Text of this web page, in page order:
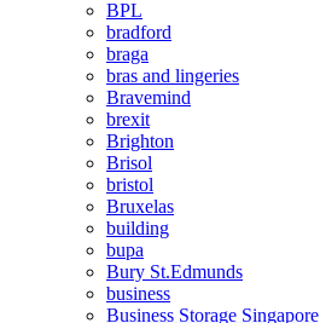
BPL
bradford
braga
bras and lingeries
Bravemind
brexit
Brighton
Brisol
bristol
Bruxelas
building
bupa
Bury St.Edmunds
business
Business Storage Singapore